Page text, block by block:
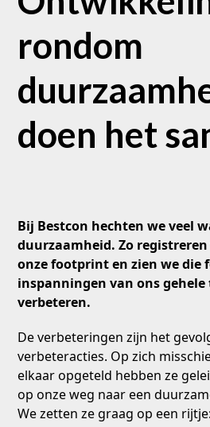
rondom
doen het
Bij Bestcon hechten we veel
duurzaamheid. Zo registreren
onze footprint en zien we die
inspanningen van ons
verbeteren.
De verbeteringen zijn het
verbeteracties. Op zich
elkaar opgeteld hebben ze
op onze weg naar een
We zetten ze graag op een rijtje: